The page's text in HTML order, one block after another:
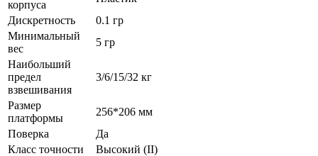
корпуса
Дискретность
0.1 гр
Минимальный
вес
5 гр
Наибольший
предел
взвешивания
3/6/15/32 кг
Размер
платформы
256*206 мм
Поверка
Да
Класс точности
Высокий (II)